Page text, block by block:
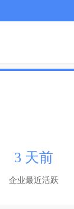
3 天前
企业最近活跃